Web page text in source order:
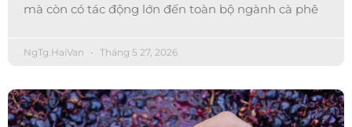
mà còn có tác động lớn đến toàn bộ ngành cà phê
NgTg.HaiVan Tháng 5 27, 2026